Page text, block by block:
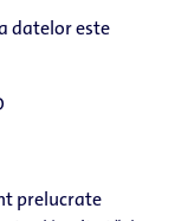
datelor este
prelucrate